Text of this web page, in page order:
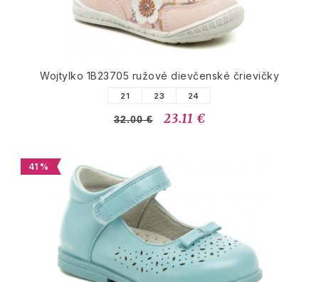
Wojtylko 1B23705 ružové dievčenské črievičky
21 23 24
32.00 € 23.11 €
41 %